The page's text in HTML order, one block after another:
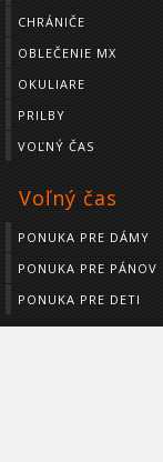
CHRÁNIČE
OBLEČENIE MX
OKULIARE
PRILBY
VOĽNÝ ČAS
Voľný čas
PONUKA PRE DÁMY
PONUKA PRE PÁNOV
PONUKA PRE DETI